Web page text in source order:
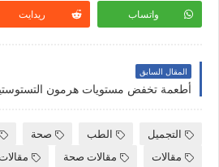
واتساب ريدايت
المقال السابق
أطعمة تخفض مستويات هرمون
التجميل الطب صحة
مقالات
مقالات صحة